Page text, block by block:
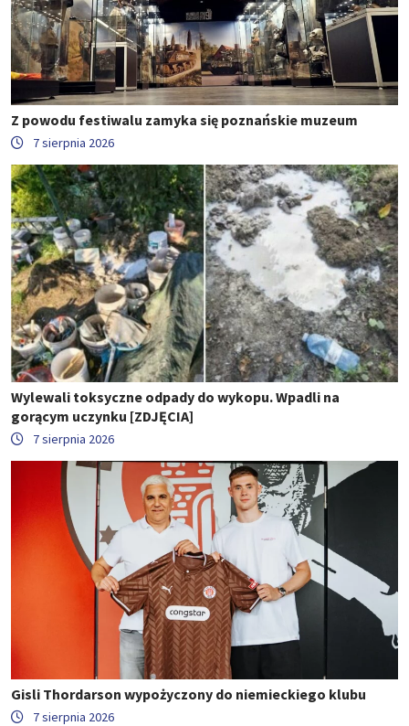
Z powodu festiwalu zamyka się poznańskie muzeum
7 sierpnia 2026
Wylewali toksyczne odpady do wykopu. Wpadli na
gorącym uczynku [ZDJĘCIA]
7 sierpnia 2026
Gisli Thordarson wypożyczony do niemieckiego klubu
7 sierpnia 2026